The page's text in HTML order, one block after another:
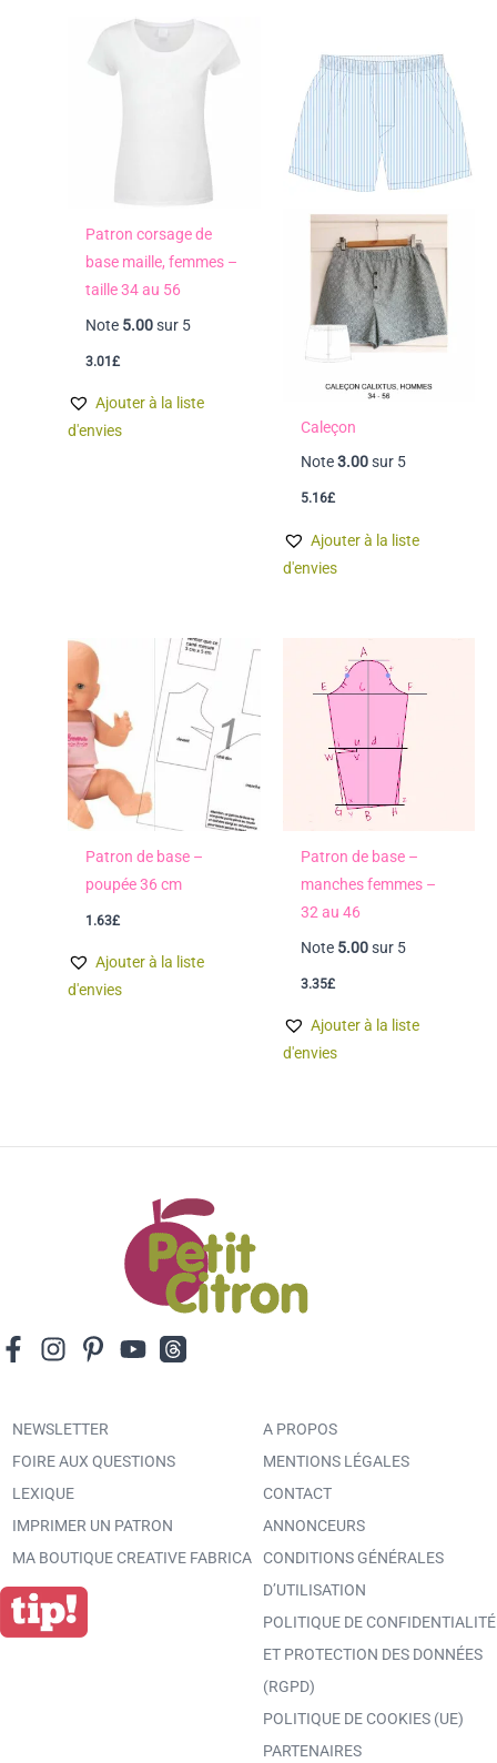
Patron corsage de
base maille, femmes –
taille 34 au 56
Note 5.00sur 5
3.01£
Ajouter à la liste
d'envies
Caleçon
Note3.00sur 5
5.16£
Ajouter à la liste
d'envies
Patron de base –
poupée 36 cm
1.63£
Ajouter à la liste
d'envies
Patron de base –
manches femmes –
32 au 46
Note 5.00sur 5
3.35£
Ajouter à la liste
d'envies
NEWSLETTER
FOIRE AUX QUESTIONS
LEXIQUE
IMPRIMER UN PATRON
MA BOUTIQUE CREATIVE FABRICA
A PROPOS
MENTIONS LÉGALES
CONTACT
ANNONCEURS
CONDITIONS GÉNÉRALES
D’UTILISATION
POLITIQUE DE CONFIDENTIALITÉ
ET PROTECTION DES DONNÉES
(RGPD)
POLITIQUE DE COOKIES (UE)
PARTENAIRES